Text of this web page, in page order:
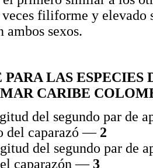
veces filiforme y elevado
ambos sexos.
PARA LAS ESPECIES
CARIBE
del segundo par de
del caparazó — 2
del segundo par de
caparazón — 3